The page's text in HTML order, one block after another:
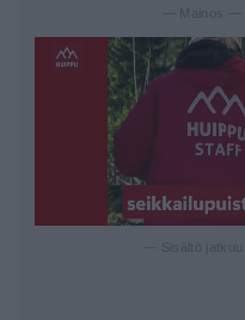
— Mainos —